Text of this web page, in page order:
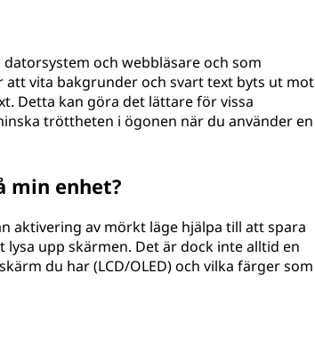
och webbläsare och som
vita bakgrunder och svart text byts ut mot
Detta kan göra det lättare för vissa
tröttheten i ögonen när du använder en
min enhet?
aktivering av mörkt läge hjälpa till att spara
upp skärmen. Det är dock inte alltid en
du har (LCD/OLED) och vilka färger som